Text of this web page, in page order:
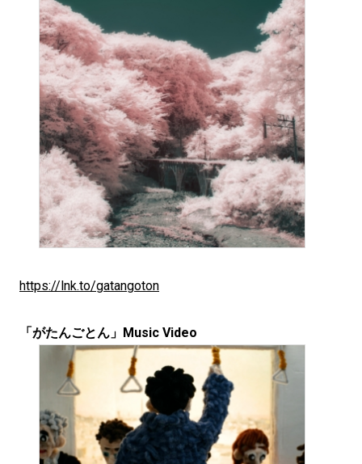
https://lnk.to/gatangoton
「がたんごとん」Music Video